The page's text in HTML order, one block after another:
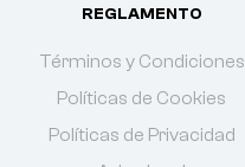
REGLAMENTO
Términos y Condiciones
Políticas de Cookies
Políticas de Privacidad